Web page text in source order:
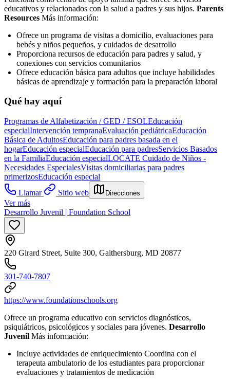
educativos y relacionados con la salud a padres y sus hijos. Parents
Resources Más información:
Ofrece un programa de visitas a domicilio, evaluaciones para
bebés y niños pequeños, y cuidados de desarrollo
Proporciona recursos de educación para padres y salud, y
conexiones con servicios comunitarios
Ofrece educación básica para adultos que incluye habilidades
básicas de aprendizaje y formación para la preparación laboral
Qué hay aquí
Programas de Alfabetización / GED / ESOLEducación
especialIntervención tempranaEvaluación pediátricaEducación
Básica de AdultosEducación para padres basada en el
hogarEducación especialEducación para padresServicios Basados
en la FamiliaEducación especialLOCATE Cuidado de Niños -
Necesidades EspecialesVisitas domiciliarias para padres
primerizosEducación especial
Llamar
Sitio web Direcciones
Ver más
Desarrollo Juvenil | Foundation School
220 Girard Street, Suite 300, Gaithersburg, MD 20877
301-740-7807
https://www.foundationschools.org
Ofrece un programa educativo con servicios diagnósticos,
psiquiátricos, psicológicos y sociales para jóvenes. Desarrollo
Juvenil Más información:
Incluye actividades de enriquecimiento Coordina con el
terapeuta ambulatorio de los estudiantes para proporcionar
evaluaciones y tratamientos de medicación